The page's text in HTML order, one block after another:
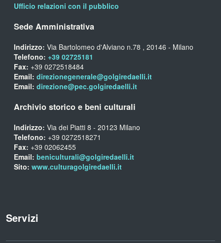
Ufficio relazioni con il pubblico
Sede Amministrativa
Indirizzo: Via Bartolomeo d'Alviano n.78 , 20146 - Milano
Telefono: +39 02725181
Fax: +39 0272518484
Email: direzionegenerale@golgiredaelli.it
Email: direzione@pec.golgiredaelli.it
Archivio storico e beni culturali
Indirizzo: Via dei Piatti 8 - 20123 Milano
Telefono: +39 0272518271
Fax: +39 02062455
Email: beniculturali@golgiredaelli.it
Sito: www.culturagolgiredaelli.it
Servizi